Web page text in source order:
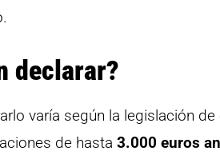
declarar?
varía según la legislación de
de hasta 3.000 euros